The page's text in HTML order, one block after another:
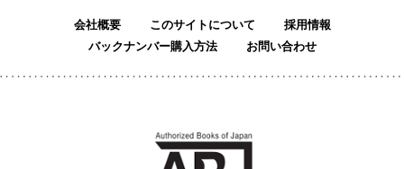
会社概要 このサイトについて
採用情報
バックナンバー購入方法
お問い合わせ